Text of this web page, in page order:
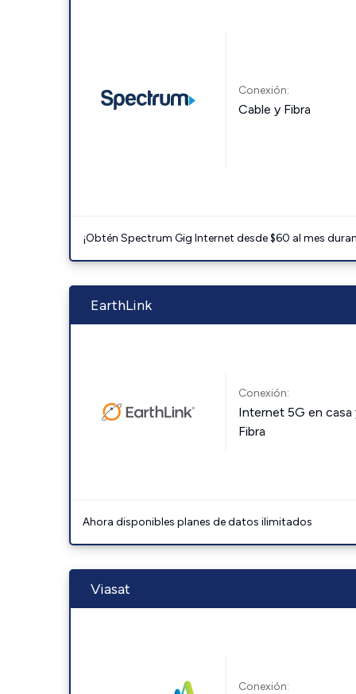
Conexión:
Cable y Fibra
¡Obtén Spectrum Gig Internet desde $60 al mes
EarthLink
Conexión:
Internet 5G en casa
Fibra
Ahora disponibles planes de datos ilimitados
Viasat
Conexión: